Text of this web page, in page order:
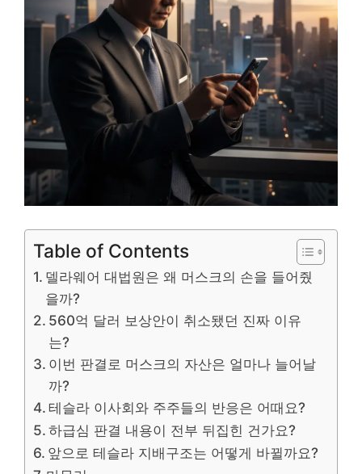
Table of Contents
델라웨어 대법원은 왜 머스크의 손을 들어줬
을까?
560억 달러 보상안이 취소됐던 진짜 이유
는?
이번 판결로 머스크의 자산은 얼마나 늘어날
까?
테슬라 이사회와 주주들의 반응은 어때요?
하급심 판결 내용이 전부 뒤집힌 건가요?
앞으로 테슬라 지배구조는 어떻게 바뀔까요?